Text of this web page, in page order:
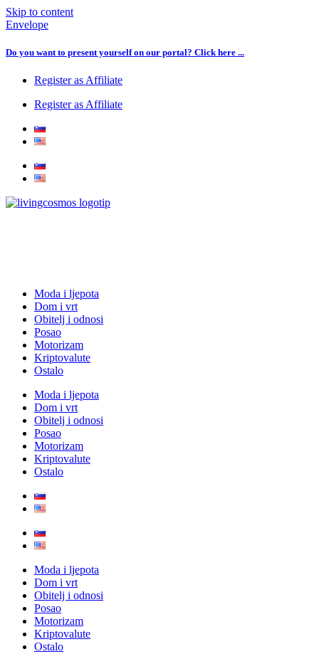
Skip to content
Envelope
Do you want to present yourself on our portal? Click here ...
Register as Affiliate
Register as Affiliate
Moda i ljepota
Dom i vrt
Obitelj i odnosi
Posao
Motorizam
Kriptovalute
Ostalo
Moda i ljepota
Dom i vrt
Obitelj i odnosi
Posao
Motorizam
Kriptovalute
Ostalo
Moda i ljepota
Dom i vrt
Obitelj i odnosi
Posao
Motorizam
Kriptovalute
Ostalo